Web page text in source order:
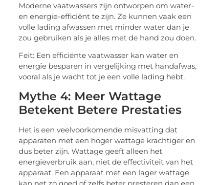
Moderne vaatwassers zijn ontworpen om water-
en energie-efficiënt te zijn. Ze kunnen vaak een
volle lading afwassen met minder water dan je
zou gebruiken als je alles met de hand zou doen.
Feit: Een efficiënte vaatwasser kan water en
energie besparen in vergelijking met handafwas,
vooral als je wacht tot je een volle lading hebt.
Mythe 4: Meer Wattage
Betekent Betere Prestaties
Het is een veelvoorkomende misvatting dat
apparaten met een hoger wattage krachtiger en
dus beter zijn. Wattage geeft alleen het
energieverbruik aan, niet de effectiviteit van het
apparaat. Een apparaat met een lager wattage